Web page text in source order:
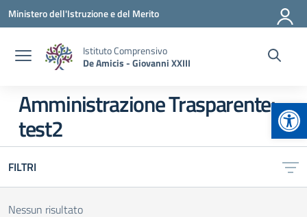
Vai ai contenuti
Vai al menu di navigazione
Vai al footer
Ministero dell'Istruzione e del Merito
Istituto Comprensivo
De Amicis - Giovanni XXIII
Amministrazione Trasparente:
test2
FILTRI
Nessun risultato